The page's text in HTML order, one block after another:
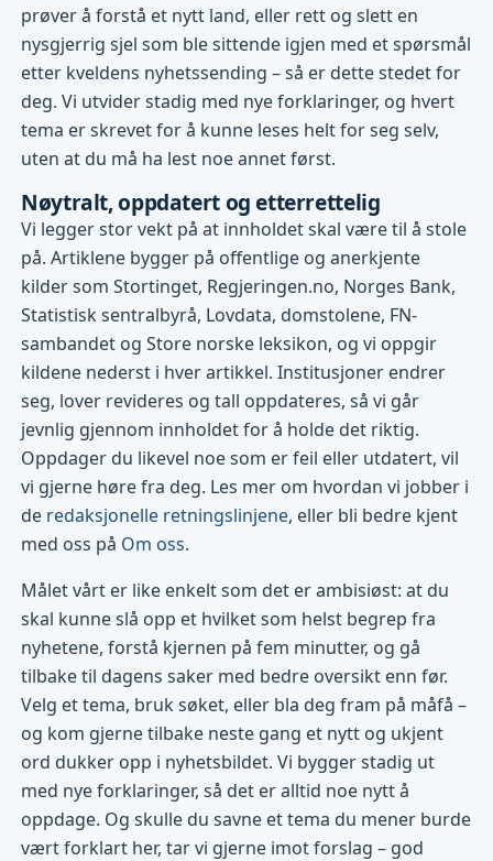
prøver å forstå et nytt land, eller rett og slett en
nysgjerrig sjel som ble sittende igjen med et spørsmål
etter kveldens nyhetssending – så er dette stedet for
deg. Vi utvider stadig med nye forklaringer, og hvert
tema er skrevet for å kunne leses helt for seg selv,
uten at du må ha lest noe annet først.
Nøytralt, oppdatert og etterrettelig
Vi legger stor vekt på at innholdet skal være til å stole
på. Artiklene bygger på offentlige og anerkjente
kilder som Stortinget, Regjeringen.no, Norges Bank,
Statistisk sentralbyrå, Lovdata, domstolene, FN-
sambandet og Store norske leksikon, og vi oppgir
kildene nederst i hver artikkel. Institusjoner endrer
seg, lover revideres og tall oppdateres, så vi går
jevnlig gjennom innholdet for å holde det riktig.
Oppdager du likevel noe som er feil eller utdatert, vil
vi gjerne høre fra deg. Les mer om hvordan vi jobber i
de redaksjonelle retningslinjene, eller bli bedre kjent
med oss på Om oss.
Målet vårt er like enkelt som det er ambisiøst: at du
skal kunne slå opp et hvilket som helst begrep fra
nyhetene, forstå kjernen på fem minutter, og gå
tilbake til dagens saker med bedre oversikt enn før.
Velg et tema, bruk søket, eller bla deg fram på måfå –
og kom gjerne tilbake neste gang et nytt og ukjent
ord dukker opp i nyhetsbildet. Vi bygger stadig ut
med nye forklaringer, så det er alltid noe nytt å
oppdage. Og skulle du savne et tema du mener burde
vært forklart her, tar vi gjerne imot forslag – god